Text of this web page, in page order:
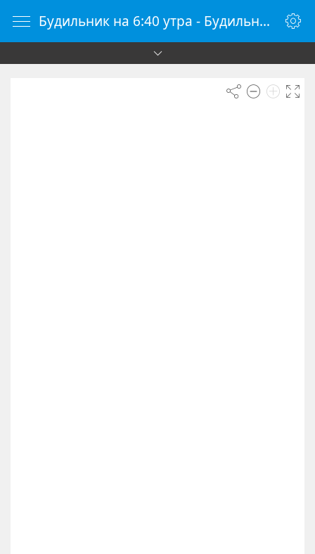
Будильник на 6:40 утра - Будильник онлайн - Будилки.ру